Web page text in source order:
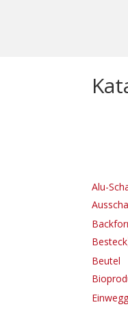
Alu-
Besteck
Beutel